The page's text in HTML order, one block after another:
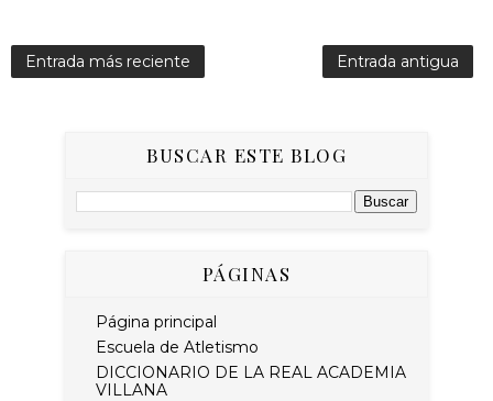
Entrada más reciente Entrada antigua
BUSCAR ESTE BLOG
PÁGINAS
Página principal
Escuela de Atletismo
DICCIONARIO DE LA REAL ACADEMIA
VILLANA